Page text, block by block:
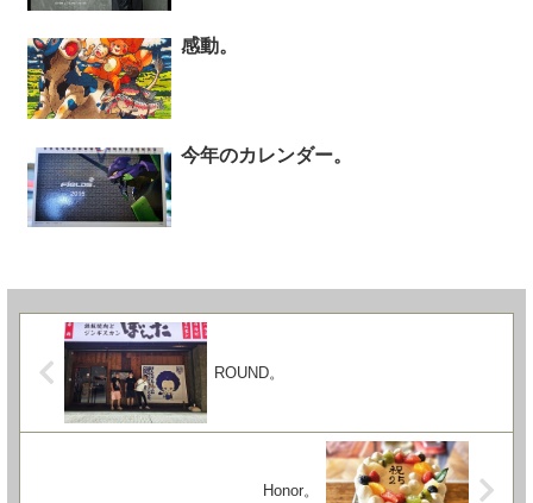
感動。
今年のカレンダー。
ROUND。
Honor。